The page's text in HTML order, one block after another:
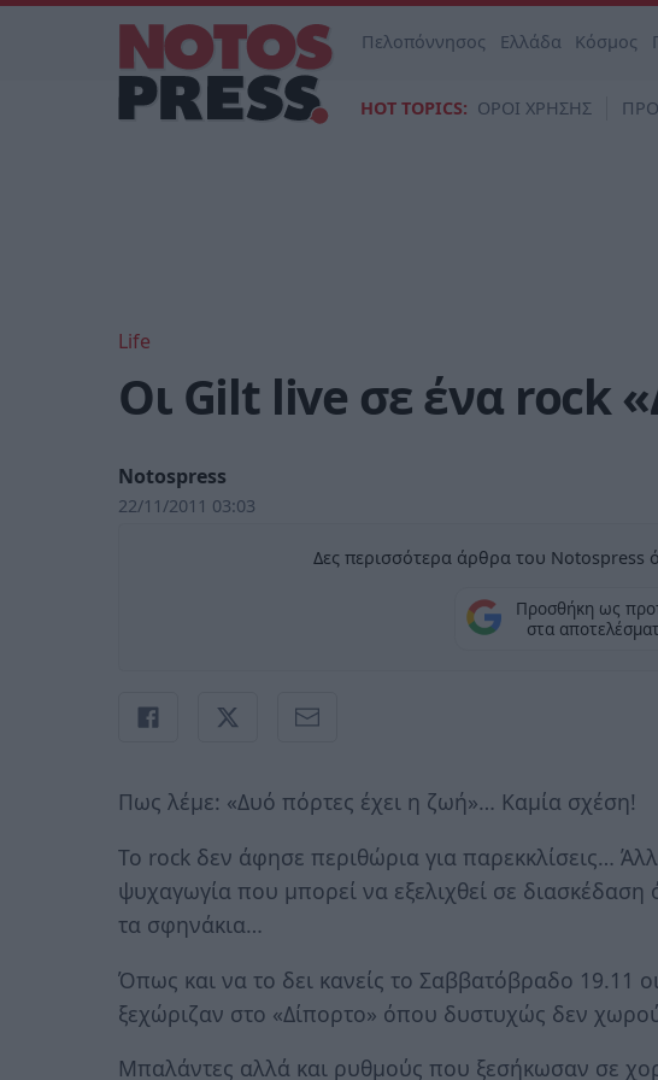
Πελοπόννησος Ελλάδα Κόσμος
HOT TOPICS: ΟΡΟΙ ΧΡΗΣΗΣ
Life
Οι Gilt live σε ένα rock
Notospress
22/11/2011 03:03
Δες περισσότερα άρθρα του Notospress
Προσθήκη ως
στα
Πως λέμε: «Δυό πόρτες έχει η ζωή»… Καμία σχέση!
Το rock δεν άφησε περιθώρια για παρεκκλίσεις…
ψυχαγωγία που μπορεί να εξελιχθεί σε
τα σφηνάκια…
Όπως και να το δει κανείς το Σαββατόβραδο 19.11
ξεχώριζαν στο «Δίπορτο» όπου δυστυχώς δεν
Μπαλάντες αλλά και ρυθμούς που ξεσήκωσαν σε